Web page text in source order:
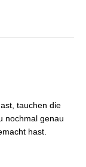
tauchen die
nochmal genau
hast.